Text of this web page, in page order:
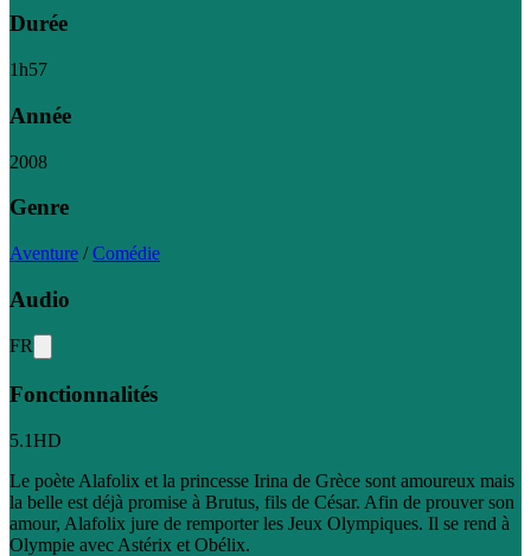
Durée
1h57
Année
2008
Genre
Aventure /Comédie
Audio
FR
Fonctionnalités
5.1HD
Le poète Alafolix et la princesse Irina de Grèce sont amoureux mais
la belle est déjà promise à Brutus, fils de César. Afin de prouver son
amour, Alafolix jure de remporter les Jeux Olympiques. Il se rend à
Olympie avec Astérix et Obélix.